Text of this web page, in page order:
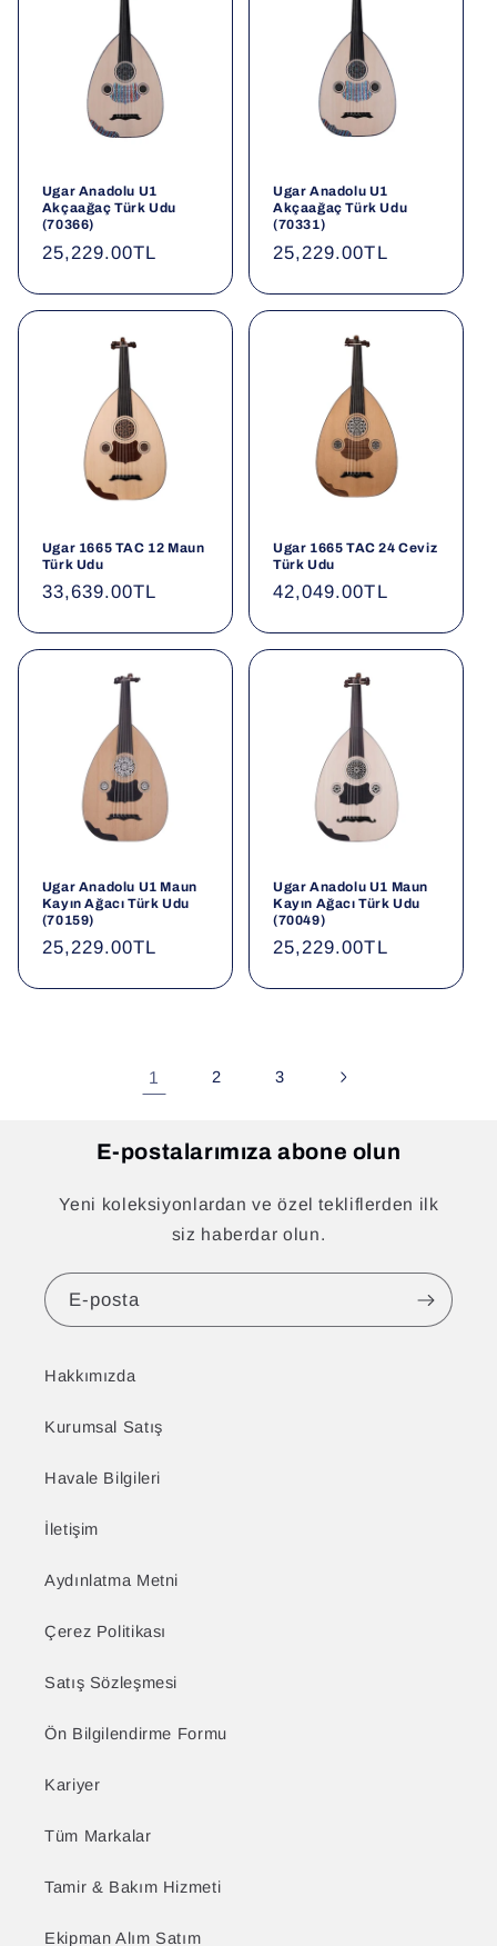
Ugar Anadolu U1
Akçaağaç Türk Udu
(70366)
Normal
25,229.00TL
Ugar Anadolu U1
Akçaağaç Türk Udu
(70331)
Normal
25,229.00TL
Ugar 1665 TAC 12 Maun
Türk Udu
Normal
33,639.00TL
Ugar 1665 TAC 24 Ceviz
Türk Udu
Normal
42,049.00TL
Ugar Anadolu U1 Maun
Kayın Ağacı Türk Udu
(70159)
Normal
25,229.00TL
Ugar Anadolu U1 Maun
Kayın Ağacı Türk Udu
(70049)
Normal
25,229.00TL
1 2 3
E-postalarımıza abone olun
Yeni koleksiyonlardan ve özel tekliflerden ilk
siz haberdar olun.
E-posta
Hakkımızda
Kurumsal Satış
Havale Bilgileri
İletişim
Aydınlatma Metni
Çerez Politikası
Satış Sözleşmesi
Ön Bilgilendirme Formu
Kariyer
Tüm Markalar
Tamir & Bakım Hizmeti
Ekipman Alım Satım